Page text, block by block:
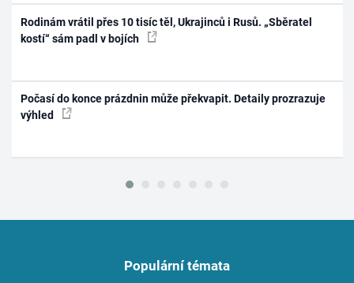
Rodinám vrátil přes 10 tisíc těl, Ukrajinců i Rusů. „Sběratel
kostí“ sám padl v bojích
Počasí do konce prázdnin může překvapit. Detaily prozrazuje
výhled
Populární témata